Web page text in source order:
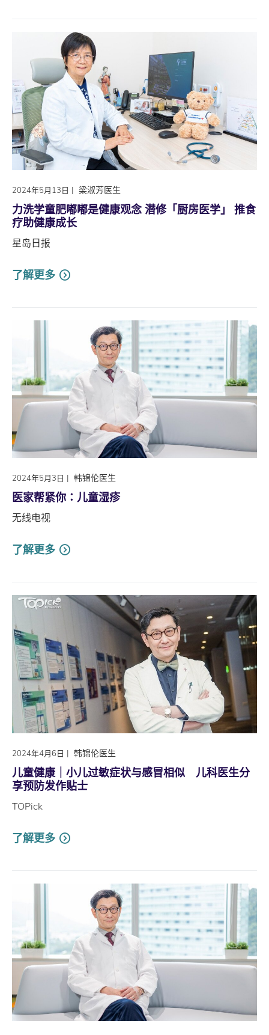
2024年5月13日 | 梁淑芳医生
力洗学童肥嘟嘟是健康观念 潜修「厨房医学」 推食
疗助健康成长
星岛日报
了解更多
2024年5月3日 | 韩锦伦医生
医家帮紧你∶儿童湿疹
无线电视
了解更多
2024年4月6日 | 韩锦伦医生
儿童健康｜小儿过敏症状与感冒相似 儿科医生分
享预防发作贴士
TOPick
了解更多